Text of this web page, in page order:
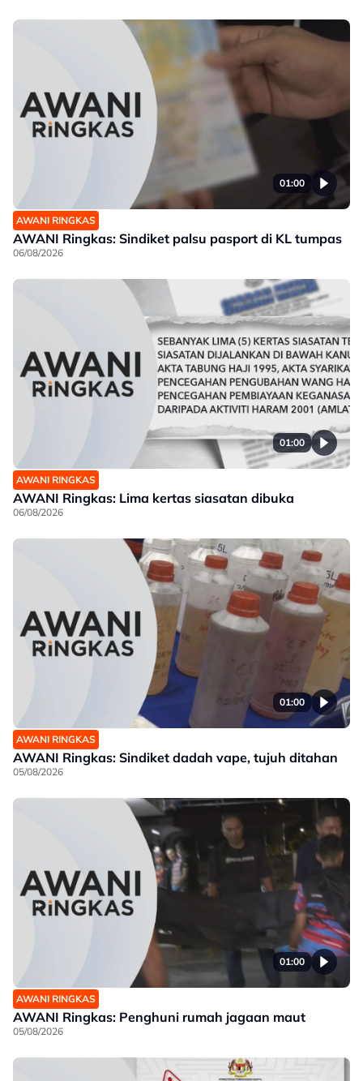
01:00
AWANI RINGKAS
AWANI Ringkas: Sindiket palsu pasport di KL tumpas
06/08/2026
01:00
AWANI RINGKAS
AWANI Ringkas: Lima kertas siasatan dibuka
06/08/2026
01:00
AWANI RINGKAS
AWANI Ringkas: Sindiket dadah vape, tujuh ditahan
05/08/2026
01:00
AWANI RINGKAS
AWANI Ringkas: Penghuni rumah jagaan maut
05/08/2026